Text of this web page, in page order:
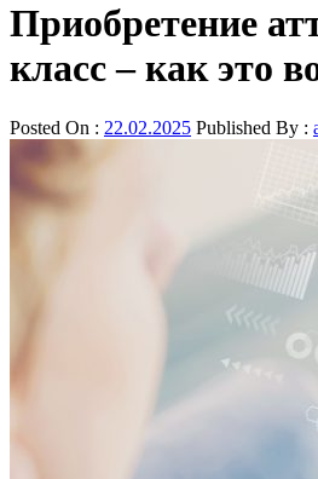
Приобретение
класс – как это
Posted On : 22.02.2025 Published By :